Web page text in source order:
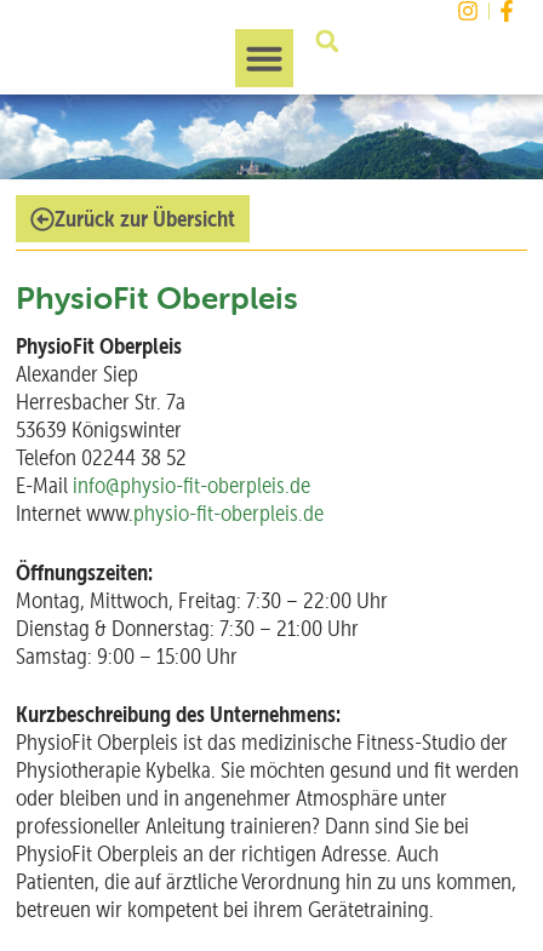
Zurück zur Übersicht
PhysioFit Oberpleis
PhysioFit Oberpleis
Alexander Siep
Herresbacher Str. 7a
53639 Königswinter
Telefon 02244 38 52
E-Mail info@physio-fit-oberpleis.de
Internet www.physio-fit-oberpleis.de
Öffnungszeiten:
Montag, Mittwoch, Freitag: 7:30 – 22:00 Uhr
Dienstag & Donnerstag: 7:30 – 21:00 Uhr
Samstag: 9:00 – 15:00 Uhr
Kurzbeschreibung des Unternehmens:
PhysioFit Oberpleis ist das medizinische Fitness-Studio der
Physiotherapie Kybelka. Sie möchten gesund und fit werden
oder bleiben und in angenehmer Atmosphäre unter
professioneller Anleitung trainieren? Dann sind Sie bei
PhysioFit Oberpleis an der richtigen Adresse. Auch
Patienten, die auf ärztliche Verordnung hin zu uns kommen,
betreuen wir kompetent bei ihrem Gerätetraining.